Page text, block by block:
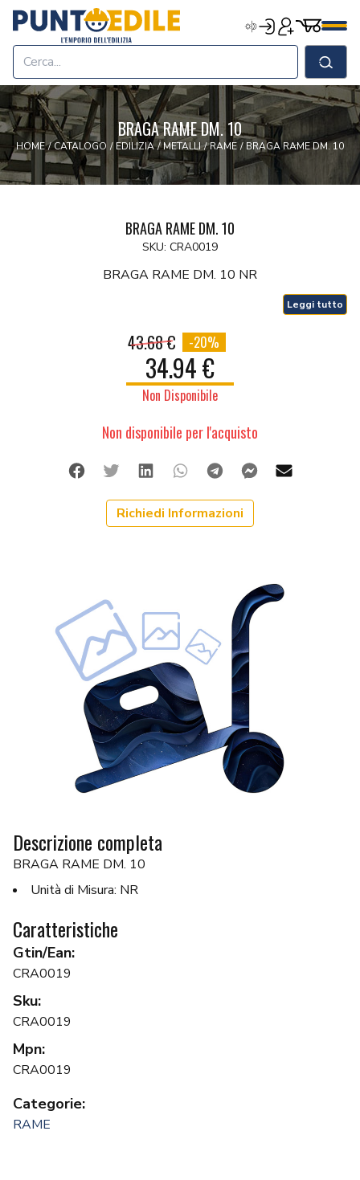
Edilizia Punto EdileAccediRegistrati
Cerca
Home
Chi Siamo
Termini & Condizioni
Contatti
BRAGA RAME DM. 10
HOME / CATALOGO / EDILIZIA / METALLI / RAME / BRAGA RAME DM. 10
BRAGA RAME DM. 10
SKU: CRA0019
BRAGA RAME DM. 10 NR
Leggi tutto
43.68 € -20%
34.94 €
Non Disponibile
Non disponibile per l'acquisto
FacebookTwitterLinkedinWhatsappTelegramFacebook
Richiedi Informazioni
Descrizione completa
BRAGA RAME DM. 10
Unità di Misura: NR
Caratteristiche
Gtin/Ean:
CRA0019
Sku:
CRA0019
Mpn:
CRA0019
Categorie:
RAME